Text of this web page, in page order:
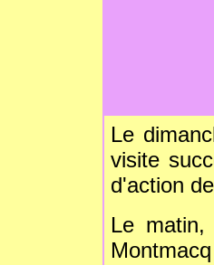
Le
visite
d'action
Le